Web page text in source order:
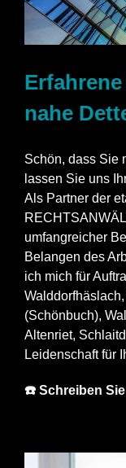
nahe
Schön, dass Sie
lassen Sie uns
Als Partner der
umfangreicher
Belangen des
ich mich für
(Schönbuch),
Altenriet,
Leidenschaft für
☎️ Schreiben